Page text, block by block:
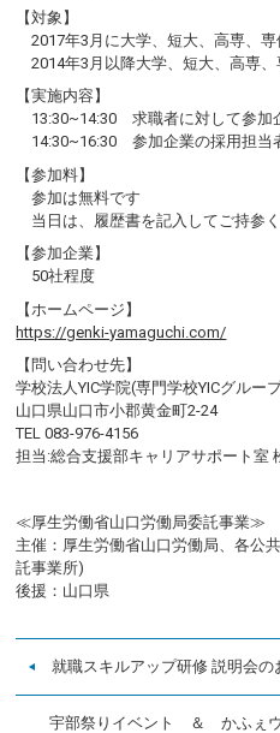
【対象】
2017年3月に大学、短大、高専、
2014年3月以降大学、短大、高専
【実施内容】
13:30~14:30 求職者に対して参加
14:30~16:30 参加企業の採用担当
【参加料】
参加は無料です
当日は、履歴書を記入してご持参
【参加企業】
50社程度
【ホームページ】
https://genki-yamaguchi.com/
【問い合わせ先】
学校法人YIC学院(専門学校YICグルー
山口県山口市小郡黄金町2-24
TEL 083-976-4156
担当:総合支援部キャリアサポート室
≪厚生労働省山口労働局委託事業≫
主催：厚生労働省山口労働局、各公
託事業所)
後援：山口県
就職スキルアップ研修 説明会の
宇部祭りイベント ＆ かふぇ